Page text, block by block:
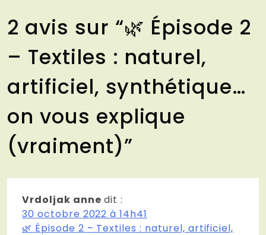
2 avis sur “🌿 Épisode 2
– Textiles : naturel,
artificiel, synthétique…
on vous explique
(vraiment)”
Vrdoljak anne dit :
30 octobre 2022 à 14h41
🌿 Épisode 2 – Textiles : naturel, artificiel,